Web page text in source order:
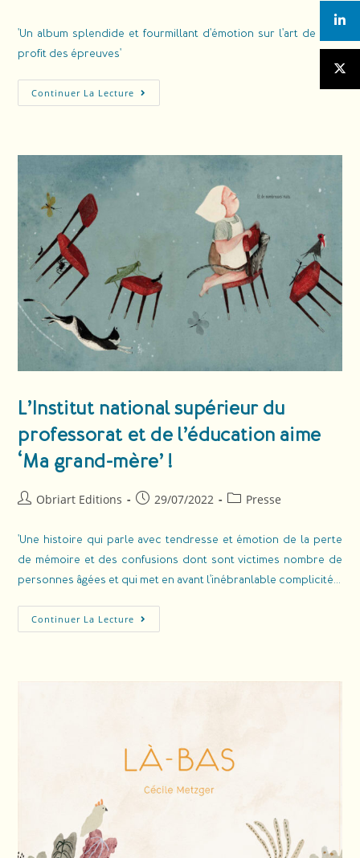
'Un album splendide et fourmillant d'émotion sur l'art de tirer
profit des épreuves'
Continuer La Lecture
L’Institut national supérieur du
professorat et de l’éducation aime
‘Ma grand-mère’ !
Obriart Editions 29/07/2022 Presse
'Une histoire qui parle avec tendresse et émotion de la perte
de mémoire et des confusions dont sont victimes nombre de
personnes âgées et qui met en avant l'inébranlable complicité…
Continuer La Lecture